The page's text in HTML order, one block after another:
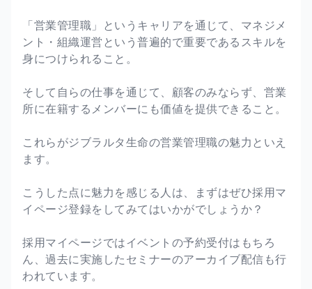
「営業管理職」というキャリアを通じて、マネジメ
ント・組織運営という普遍的で重要であるスキルを
身につけられること。
そして自らの仕事を通じて、顧客のみならず、営業
所に在籍するメンバーにも価値を提供できること。
これらがジブラルタ生命の営業管理職の魅力といえ
ます。
こうした点に魅力を感じる人は、まずはぜひ採用マ
イページ登録をしてみてはいかがでしょうか？
採用マイページではイベントの予約受付はもちろ
ん、過去に実施したセミナーのアーカイブ配信も行
われています。